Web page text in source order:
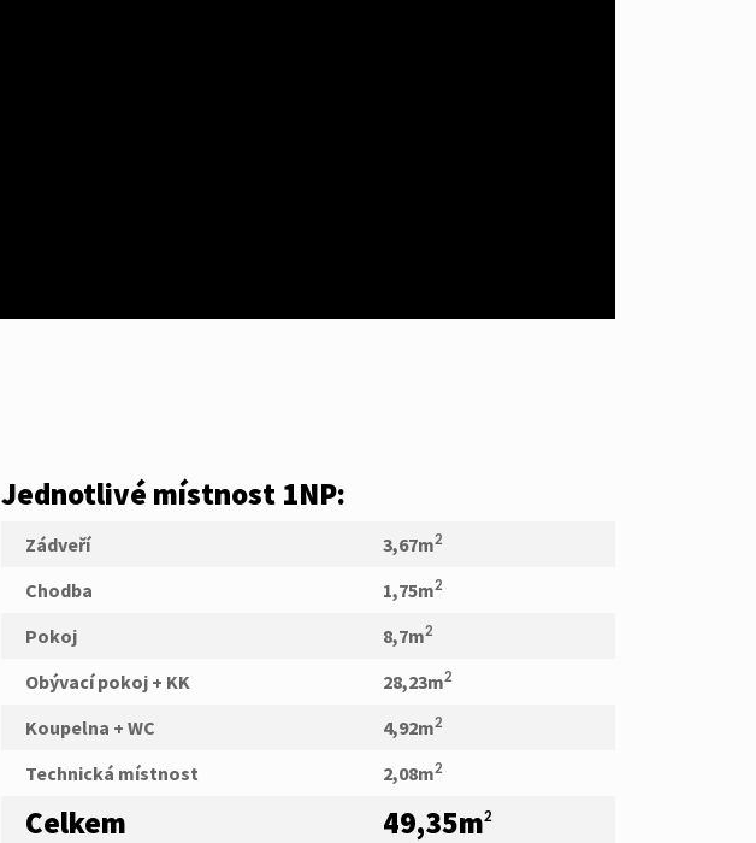
Jednotlivé místnost 1NP:
Zádveří 3,67m2
Chodba 1,75m2
Pokoj 8,7m2
Obývací pokoj + KK 28,23m2
Koupelna + WC 4,92m2
Technická místnost 2,08m2
Celkem 49,35m2